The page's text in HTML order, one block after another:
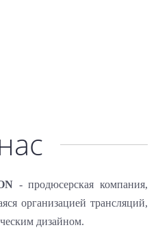
- продюсерская компания,
организацией трансляций,
дизайном.